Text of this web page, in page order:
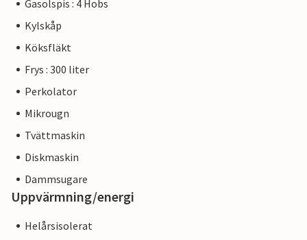
Gasolspis : 4 Hobs
Kylskåp
Köksfläkt
Frys : 300 liter
Perkolator
Mikrougn
Tvättmaskin
Diskmaskin
Dammsugare
Uppvärmning/energi
Helårsisolerat